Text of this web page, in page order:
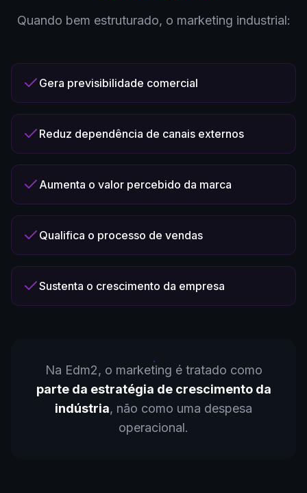
Quando bem estruturado, o marketing industrial:
Gera previsibilidade comercial
Reduz dependência de canais externos
Aumenta o valor percebido da marca
Qualifica o processo de vendas
Sustenta o crescimento da empresa
Na Edm2, o marketing é tratado como
parte da estratégia de crescimento da
indústria, não como uma despesa
operacional.